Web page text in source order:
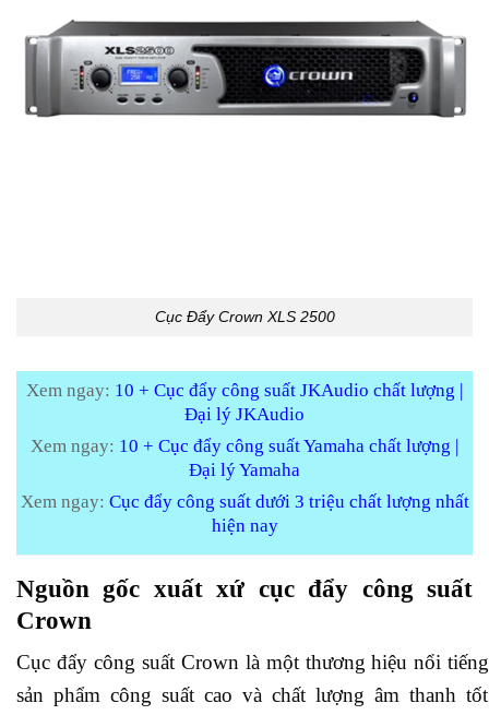
Cục Đẩy Crown XLS 2500
Xem ngay: 10 + Cục đẩy công suất JKAudio chất lượng |
Đại lý JKAudio
Xem ngay: 10 + Cục đẩy công suất Yamaha chất lượng |
Đại lý Yamaha
Xem ngay: Cục đẩy công suất dưới 3 triệu chất lượng nhất
hiện nay
Nguồn gốc xuất xứ cục đẩy công suất
Crown
Cục đẩy công suất Crown là một thương hiệu nổi
sản phẩm công suất cao và chất lượng âm thanh